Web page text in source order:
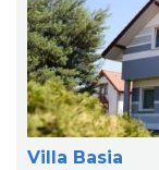
Villa Basia